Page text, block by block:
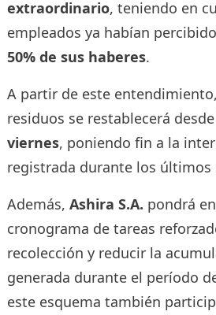
extraordinario, teniendo en
empleados ya habían
50% de sus haberes.
A partir de este
residuos se restablecerá
viernes, poniendo fin a la
registrada durante los últimos
Además, Ashira S.A. pondrá
cronograma de tareas
recolección y reducir la
generada durante el período
este esquema también